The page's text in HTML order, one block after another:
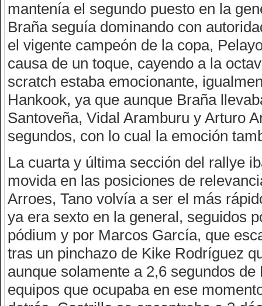
mantenía el segundo puesto en la
Braña seguía dominando con
el vigente campeón de la copa,
causa de un toque, cayendo a la
scratch estaba emocionante,
Hankook, ya que aunque Braña
Santoveña, Vidal Aramburu y Arturo
segundos, con lo cual la emoción
La cuarta y última sección del rallye
movida en las posiciones de
Arroes, Tano volvía a ser el más
ya era sexto en la general, seguidos
pódium y por Marcos García, que
tras un pinchazo de Kike Rodríguez
aunque solamente a 2,6 segundos
equipos que ocupaba en ese